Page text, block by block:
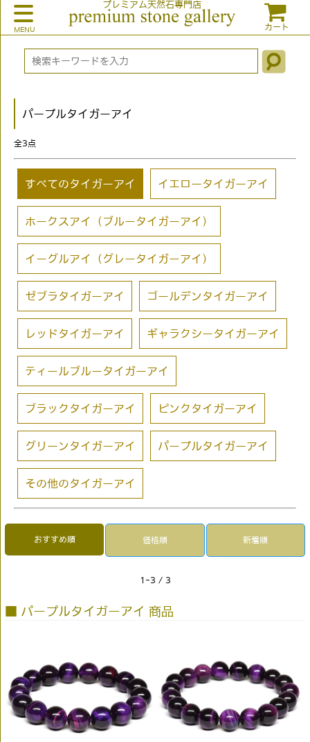
プレミアム天然石専門店
カート
パープルタイガーアイ
全3点
すべてのタイガーアイ イエロータイガーアイ
ホークスアイ（ブルータイガーアイ）
イーグルアイ（グレータイガーアイ）
ゼブラタイガーアイ ゴールデンタイガーアイ
レッドタイガーアイ ギャラクシータイガーアイ
ティールブルータイガーアイ
ブラックタイガーアイ ピンクタイガーアイ
グリーンタイガーアイ パープルタイガーアイ
その他のタイガーアイ
おすすめ順 価格順 新着順
1-3 / 3
■ パープルタイガーアイ 商品